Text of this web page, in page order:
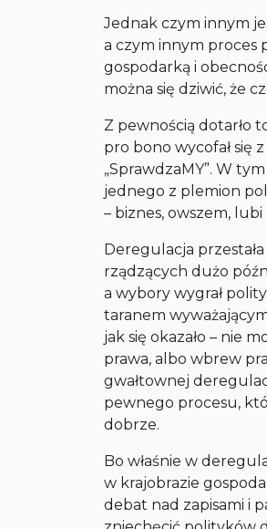
Jednak czym innym
a czym innym proces
gospodarką i
można się dziwić, że
Z pewnością dotarło
pro bono wycofał się
„SprawdzaMY”. W
jednego z plemion
– biznes, owszem,
Deregulacja
rządzących dużo
a wybory wygrał
taranem
jak się okazało – nie
prawa, albo wbrew
gwałtownej
pewnego procesu,
dobrze.
Bo właśnie w
w krajobrazie
debat nad zapisami i